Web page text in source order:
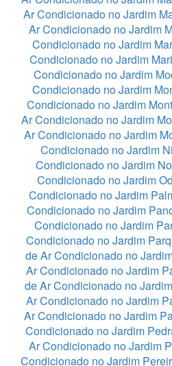
Ar Condicionado no Jardim
Ar Condicionado no Jardim
Condicionado no Jardim
Condicionado no Jardim
Condicionado no Jardim
Condicionado no Jardim
Condicionado no Jardim
Ar Condicionado no Jardim
Ar Condicionado no Jardim
Condicionado no Jardim
Condicionado no Jardim
Condicionado no Jardim
Condicionado no Jardim
Condicionado no Jardim
Condicionado no Jardim
Condicionado no Jardim
de Ar Condicionado no
Ar Condicionado no Jardim
de Ar Condicionado no
Ar Condicionado no Jardim
Ar Condicionado no Jardim
Condicionado no Jardim
Ar Condicionado no Jardim
Condicionado no Jardim